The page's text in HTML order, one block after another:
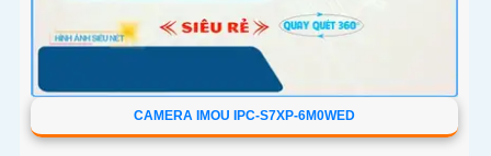
CAMERA IMOU IPC-S7XP-6M0WED